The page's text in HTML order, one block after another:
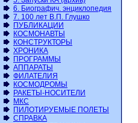
6. Биографич. энциклопедия
7. 100 лет В.П. Глушко
ПУБЛИКАЦИИ
КОСМОНАВТЫ
КОНСТРУКТОРЫ
ХРОНИКА
ПРОГРАММЫ
АППАРАТЫ
ФИЛАТЕЛИЯ
КОСМОДРОМЫ
РАКЕТЫ-НОСИТЕЛИ
МКС
ПИЛОТИРУЕМЫЕ ПОЛЕТЫ
СПРАВКА